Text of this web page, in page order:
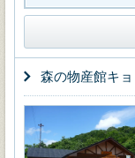
森の物産館キョ